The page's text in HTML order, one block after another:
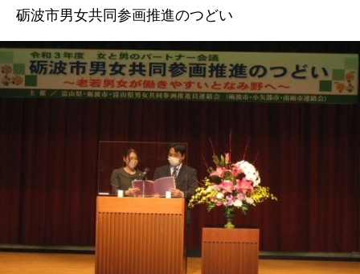
砺波市男女共同参画推進のつどい